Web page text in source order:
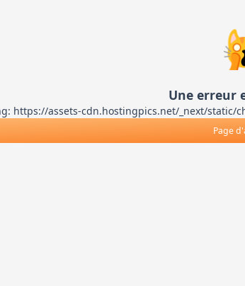
Une erreur
https://assets-cdn.hostingpics.net/_next/static/
Page